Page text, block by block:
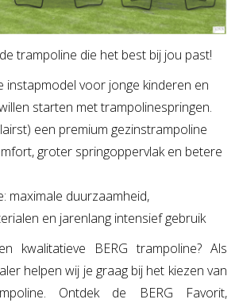
trampoline die het best bij jou past!
instapmodel voor jonge kinderen en
starten met trampolinespringen.
een premium gezinstrampoline
groter springoppervlak en betere
maximale duurzaamheid,
en jarenlang intensief gebruik
kwalitatieve BERG trampoline? Als
helpen wij je graag bij het kiezen van
Ontdek de BERG Favorit,